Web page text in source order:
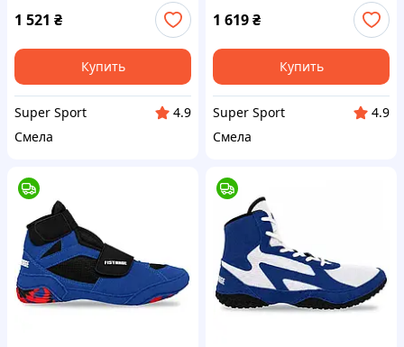
нескользящая резина,
цвета в ассортименте)
1 521 ₴
Купить
Super Sport
4.9
Смела
нескользящая резина,
синий)
1 619₴
Купить
Super Sport
4.9
Смела